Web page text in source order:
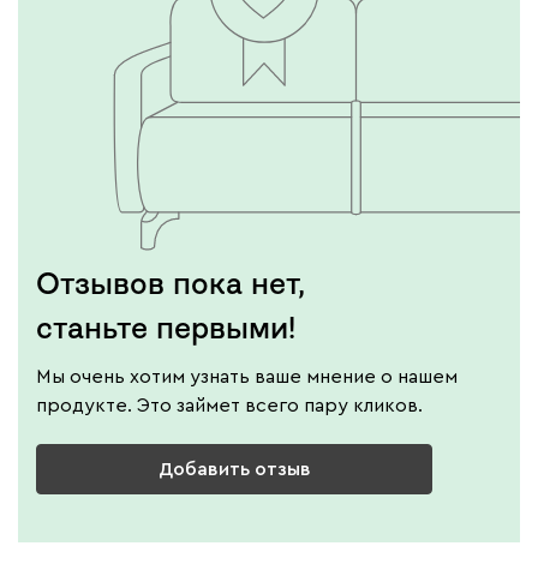
Отзывов пока нет,
станьте первыми!
Мы очень хотим узнать ваше мнение о нашем
продукте. Это займет всего пару кликов.
Добавить отзыв